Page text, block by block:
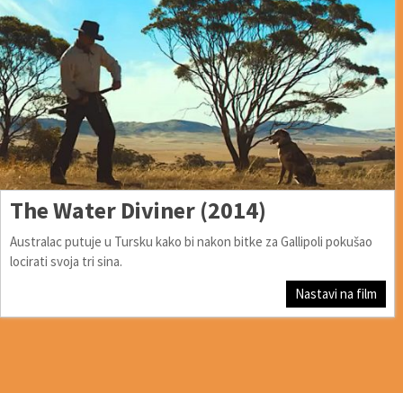
The Water Diviner (2014)
Australac putuje u Tursku kako bi nakon bitke za Gallipoli pokušao
locirati svoja tri sina.
Nastavi na film